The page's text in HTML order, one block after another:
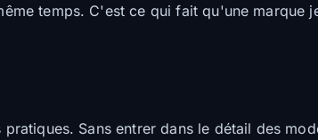
temps. C'est ce qui fait qu'une marque
Sans entrer dans le détail des